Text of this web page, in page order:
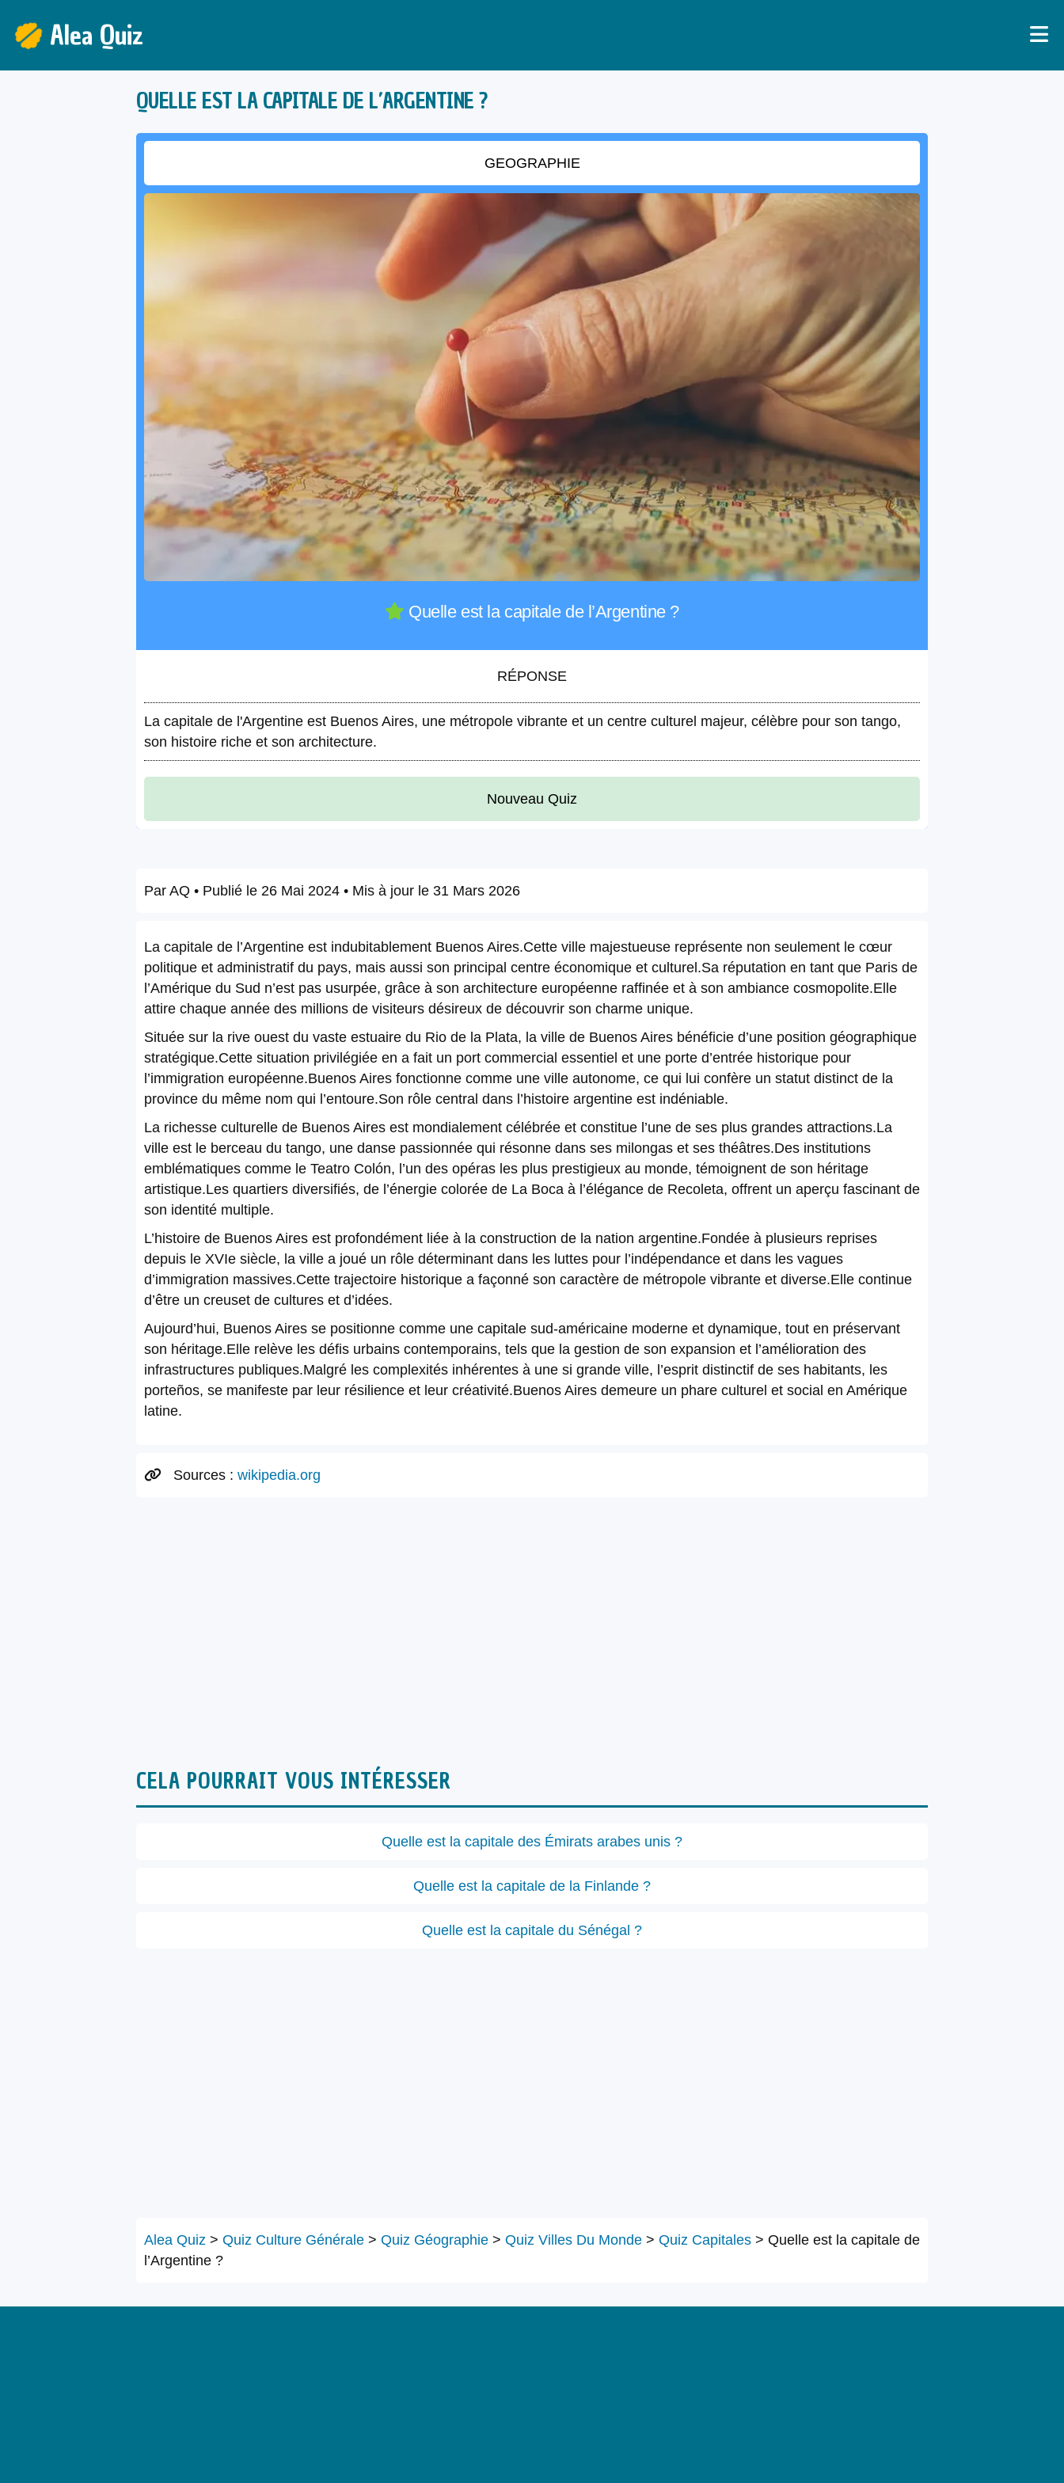
Alea Quiz
QUELLE EST LA CAPITALE DE L’ARGENTINE ?
GEOGRAPHIE
Quelle est la capitale de l’Argentine ?
RÉPONSE
La capitale de l'Argentine est Buenos Aires, une métropole vibrante et un centre culturel majeur, célèbre pour son tango,
son histoire riche et son architecture.
Nouveau Quiz
Par AQ • Publié le 26 Mai 2024 • Mis à jour le 31 Mars 2026
La capitale de l’Argentine est indubitablement Buenos Aires.Cette ville majestueuse représente non seulement le cœur
politique et administratif du pays, mais aussi son principal centre économique et culturel.Sa réputation en tant que Paris de
l’Amérique du Sud n’est pas usurpée, grâce à son architecture européenne raffinée et à son ambiance cosmopolite.Elle
attire chaque année des millions de visiteurs désireux de découvrir son charme unique.
Située sur la rive ouest du vaste estuaire du Rio de la Plata, la ville de Buenos Aires bénéficie d’une position géographique
stratégique.Cette situation privilégiée en a fait un port commercial essentiel et une porte d’entrée historique pour
l’immigration européenne.Buenos Aires fonctionne comme une ville autonome, ce qui lui confère un statut distinct de la
province du même nom qui l’entoure.Son rôle central dans l’histoire argentine est indéniable.
La richesse culturelle de Buenos Aires est mondialement célébrée et constitue l’une de ses plus grandes attractions.La
ville est le berceau du tango, une danse passionnée qui résonne dans ses milongas et ses théâtres.Des institutions
emblématiques comme le Teatro Colón, l’un des opéras les plus prestigieux au monde, témoignent de son héritage
artistique.Les quartiers diversifiés, de l’énergie colorée de La Boca à l’élégance de Recoleta, offrent un aperçu fascinant de
son identité multiple.
L’histoire de Buenos Aires est profondément liée à la construction de la nation argentine.Fondée à plusieurs reprises
depuis le XVIe siècle, la ville a joué un rôle déterminant dans les luttes pour l’indépendance et dans les vagues
d’immigration massives.Cette trajectoire historique a façonné son caractère de métropole vibrante et diverse.Elle continue
d’être un creuset de cultures et d’idées.
Aujourd’hui, Buenos Aires se positionne comme une capitale sud-américaine moderne et dynamique, tout en préservant
son héritage.Elle relève les défis urbains contemporains, tels que la gestion de son expansion et l’amélioration des
infrastructures publiques.Malgré les complexités inhérentes à une si grande ville, l’esprit distinctif de ses habitants, les
porteños, se manifeste par leur résilience et leur créativité.Buenos Aires demeure un phare culturel et social en Amérique
latine.
Sources : wikipedia.org
CELA POURRAIT VOUS INTÉRESSER
Quelle est la capitale des Émirats arabes unis ?
Quelle est la capitale de la Finlande ?
Quelle est la capitale du Sénégal ?
Alea Quiz > Quiz Culture Générale > Quiz Géographie > Quiz Villes Du Monde > Quiz Capitales > Quelle est la capitale de
l’Argentine ?